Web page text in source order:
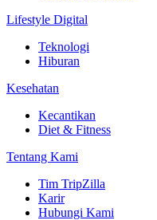
Lifestyle Digital
Teknologi
Hiburan
Kesehatan
Kecantikan
Diet & Fitness
Tentang Kami
Tim TripZilla
Karir
Hubungi Kami